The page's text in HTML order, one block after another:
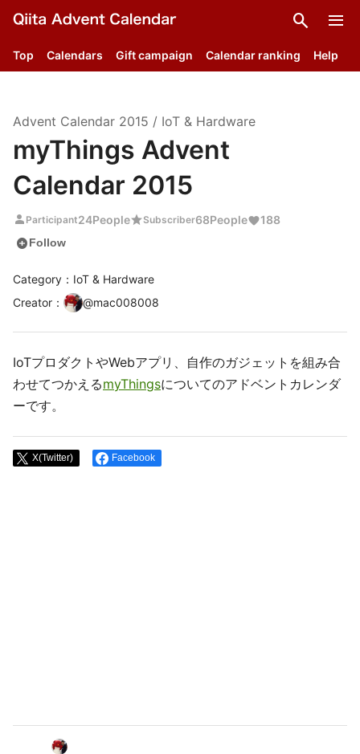
search menu
Top Calendars Gift campaign Calendar ranking Help
Advent Calendar 2015 / IoT & Hardware
myThings Advent
Calendar 2015
person Participant24PeoplestarSubscriber68People 188
add_circleFollow
Category：IoT & Hardware
Creator ： @mac008008
IoTプロダクトやWebアプリ、自作のガジェットを組み合
わせてつかえるmyThingsについてのアドベントカレンダ
ーです。
X(Twitter) Facebook